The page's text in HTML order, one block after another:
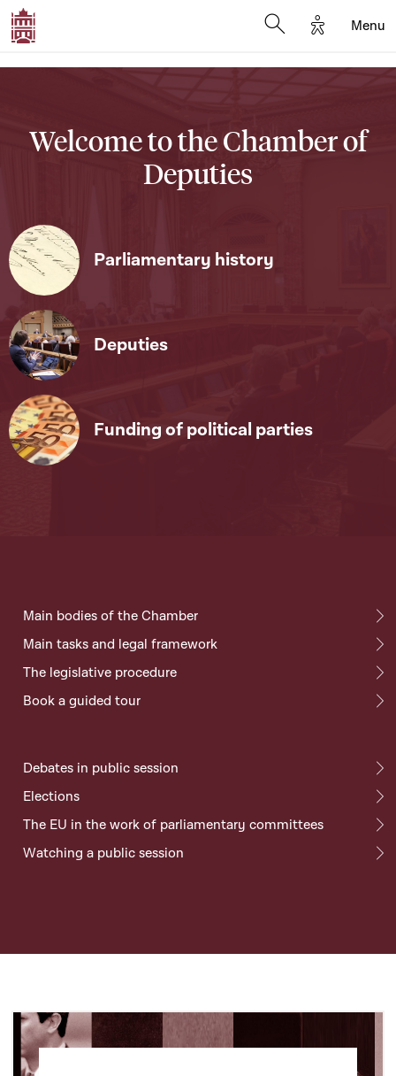
Options
Menu
Welcome to the Chamber of
Deputies
Parliamentary history
Deputies
Funding of political parties
Main bodies of the Chamber
Main tasks and legal framework
The legislative procedure
Book a guided tour
Debates in public session
Elections
The EU in the work of parliamentary committees
Watching a public session